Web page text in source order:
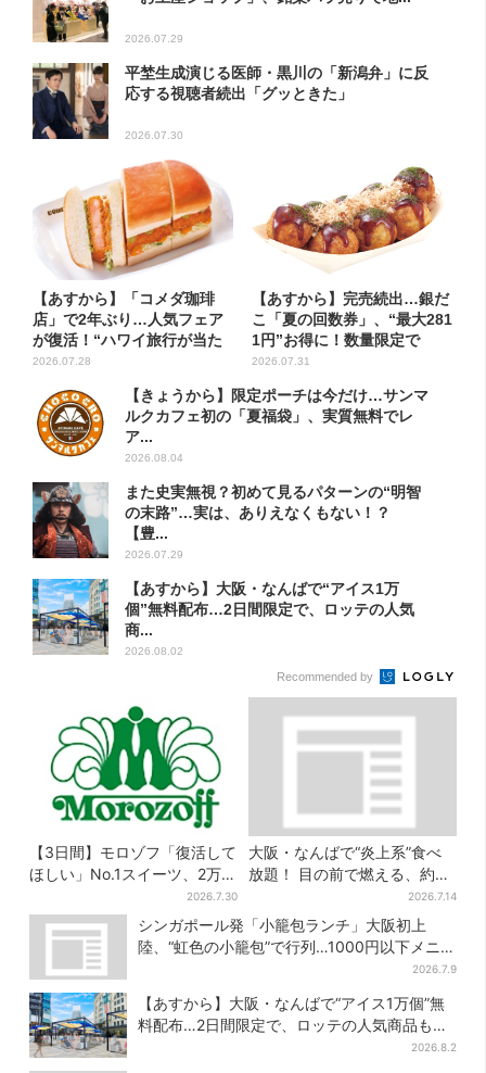
2026.07.29
平埜生成演じる医師・黒川の「新潟弁」に反
応する視聴者続出「グッときた」
2026.07.30
【あすから】「コメダ珈琲
店」で2年ぶり…人気フェア
が復活！“ハワイ旅行が当た
る”...
2026.07.28
【あすから】完売続出…銀だ
こ「夏の回数券」、“最大281
1円”お得に！数量限定で
2026.07.31
【きょうから】限定ポーチは今だけ…サンマ
ルクカフェ初の「夏福袋」、実質無料でレ
ア...
2026.08.04
また史実無視？初めて見るパターンの“明智
の末路”…実は、ありえなくもない！？
【豊...
2026.07.29
【あすから】大阪・なんばで“アイス1万
個”無料配布…2日間限定で、ロッテの人気
商...
2026.08.02
Recommended by
【3日間】モロゾフ「復活して
ほしい」No.1スイーツ、2万
3865票から選ばれた名作を限
定販売
2026.7.30
大阪・なんばで“炎上系”食べ
放題！ 目の前で燃える、約40
種類のランチビュッフェ2026.7.14
シンガポール発「小籠包ランチ」大阪初上
陸、“虹色の小籠包”で行列…1000円以下メニ
2026.7.9
【あすから】大阪・なんばで“アイス1万個”無
料配布…2日間限定で、ロッテの人気商品もら
2026.8.2